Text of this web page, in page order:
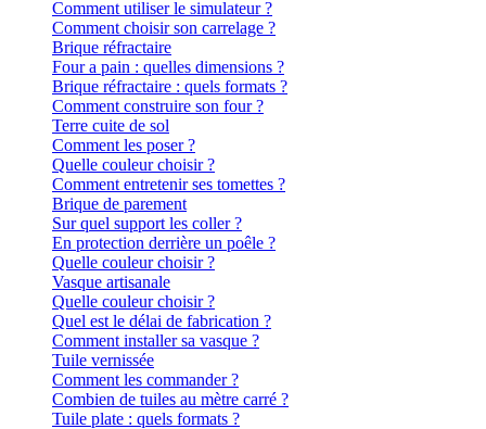
Comment utiliser le simulateur ?
Comment choisir son carrelage ?
Brique réfractaire
Four a pain : quelles dimensions ?
Brique réfractaire : quels formats ?
Comment construire son four ?
Terre cuite de sol
Comment les poser ?
Quelle couleur choisir ?
Comment entretenir ses tomettes ?
Brique de parement
Sur quel support les coller ?
En protection derrière un poêle ?
Quelle couleur choisir ?
Vasque artisanale
Quelle couleur choisir ?
Quel est le délai de fabrication ?
Comment installer sa vasque ?
Tuile vernissée
Comment les commander ?
Combien de tuiles au mètre carré ?
Tuile plate : quels formats ?